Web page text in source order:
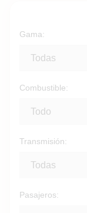
Gama:
Todas
Combustible:
Todo
Transmisión:
Todas
Pasajeros: